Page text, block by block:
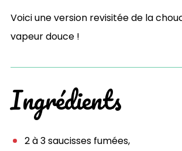
Voici une version revisitée de la
vapeur douce !
Ingrédients
2 à 3 saucisses fumées,